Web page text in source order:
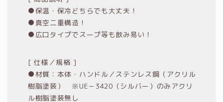
●保温・保冷どちらでも大丈夫！
●真空二重構造！
●広口タイプでスープ等も飲み易い！
[ 仕様／規格 ]
●材質：本体・ハンドル／ステンレス鋼（アクリル
樹脂塗装） ※UE－3420（シルバー）のみアクリ
ル樹脂塗装無し